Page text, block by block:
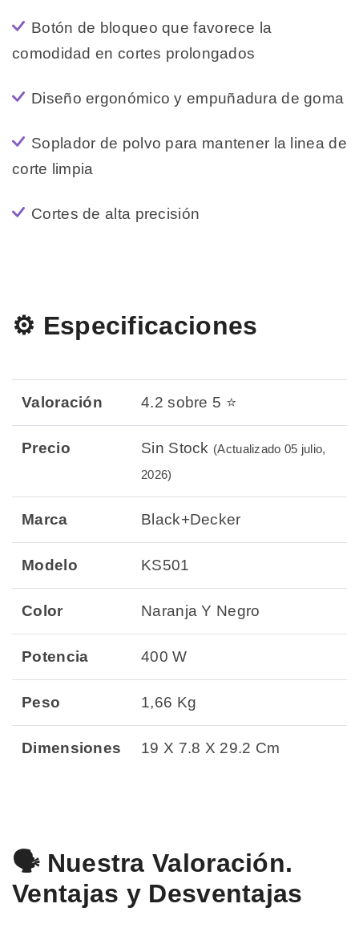
Botón de bloqueo que favorece la
comodidad en cortes prolongados
Diseño ergonómico y empuñadura de goma
Soplador de polvo para mantener la linea de
corte limpia
Cortes de alta precisión
⚙️ Especificaciones
Valoración 4.2 sobre 5 ⭐
Precio Sin Stock (Actualizado 05 julio,
2026)
Marca Black+Decker
Modelo KS501
Color Naranja Y Negro
Potencia 400 W
Peso 1,66 Kg
Dimensiones 19 X 7.8 X 29.2 Cm
🗣️ Nuestra Valoración.
Ventajas y Desventajas